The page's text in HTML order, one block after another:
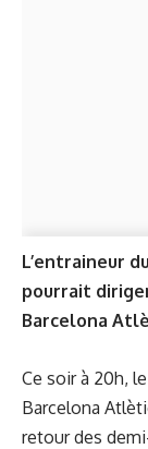
L’entraineur
pourrait
Barcelona
Ce soir à 20h,
Barcelona
retour des